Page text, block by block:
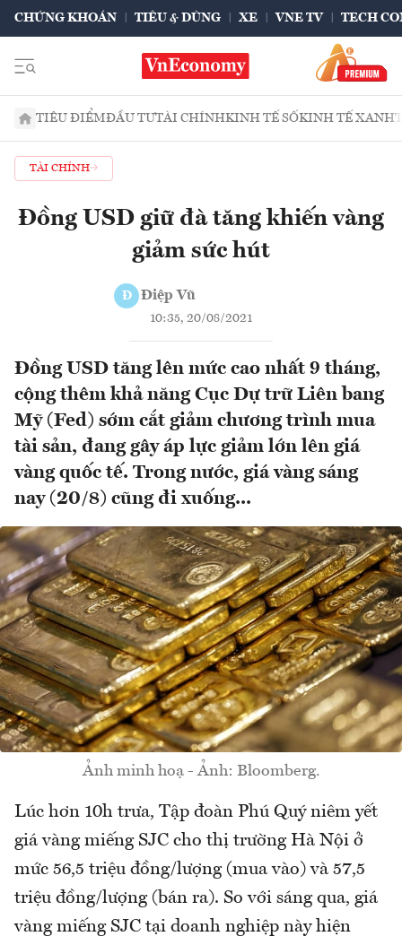
CHỨNG KHOÁN TIÊU & DÙNG XE VNE TV TECH
TIÊU ĐIỂMĐẦU TƯTÀI CHÍNHKINH TẾ SỐKINH TẾ XANH
TÀI CHÍNH
Đồng USD giữ đà tăng khiến vàng
giảm sức hút
Đ Điệp Vũ
10:35, 20/08/2021
Đồng USD tăng lên mức cao nhất 9 tháng,
cộng thêm khả năng Cục Dự trữ Liên bang
Mỹ (Fed) sớm cắt giảm chương trình mua
tài sản, đang gây áp lực giảm lớn lên giá
vàng quốc tế. Trong nước, giá vàng sáng
nay (20/8) cũng đi xuống...
Ảnh minh hoạ - Ảnh: Bloomberg.
Lúc hơn 10h trưa, Tập đoàn Phú Quý niêm yết
giá vàng miếng SJC cho thị trường Hà Nội ở
mức 56,5 triệu đồng/lượng (mua vào) và 57,5
triệu đồng/lượng (bán ra). So với sáng qua, giá
vàng miếng SJC tại doanh nghiệp này hiện